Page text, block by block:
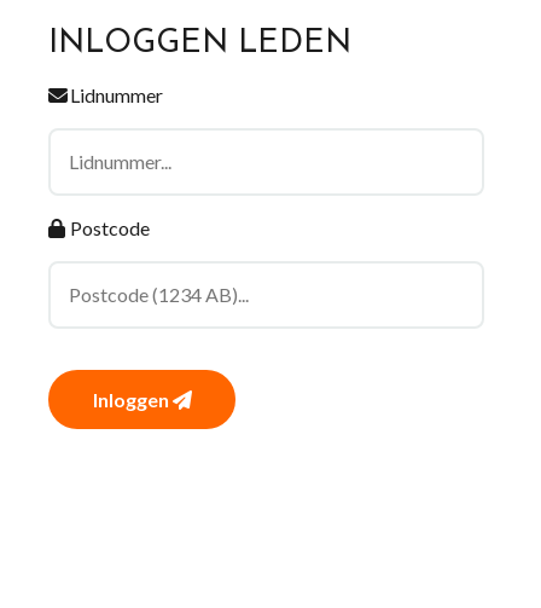
INLOGGEN LEDEN
Lidnummer
Postcode
Inloggen